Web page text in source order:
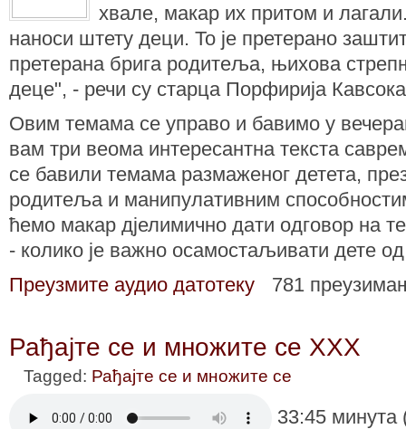
хвале, макар их притом и
наноси штету деци. То је претерано
претерана брига родитеља, њихова
деце", - речи су старца Порфирија
Овим темама се управо и бавимо у
вам три веома интересантна текста
се бавили темама размаженог детета,
родитеља и манипулативним
ћемо макар дјелимично дати одговор на
- колико је важно осамостаљивати дете
Преузмите аудио датотеку
781
Рађајте се и множите се XXX
Tagged: Рађајте се и множите се
33:45